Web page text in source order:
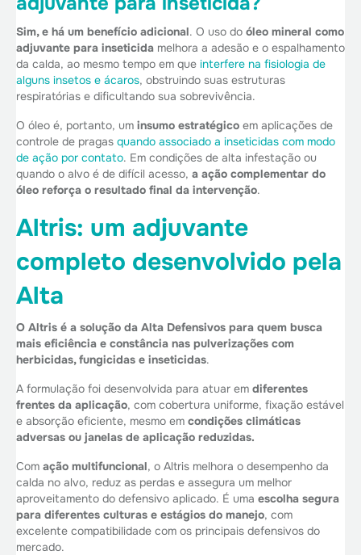
Sim, e há um benefício adicional. O uso do óleo mineral como
adjuvante para inseticida melhora a adesão e o espalhamento
da calda, ao mesmo tempo em que interfere na fisiologia de
alguns insetos e ácaros, obstruindo suas estruturas
respiratórias e dificultando sua sobrevivência.
O óleo é, portanto, um insumo estratégico em aplicações de
controle de pragas quando associado a inseticidas com modo
de ação por contato. Em condições de alta infestação ou
quando o alvo é de difícil acesso, a ação complementar do
óleo reforça o resultado final da intervenção.
Altris: um adjuvante
completo desenvolvido pela
Alta
O Altris é a solução da Alta Defensivos para quem busca
mais eficiência e constância nas pulverizações com
herbicidas, fungicidas e inseticidas.
A formulação foi desenvolvida para atuar em diferentes
frentes da aplicação, com cobertura uniforme, fixação estável
e absorção eficiente, mesmo em condições climáticas
adversas ou janelas de aplicação reduzidas.
Com ação multifuncional, o Altris melhora o desempenho da
calda no alvo, reduz as perdas e assegura um melhor
aproveitamento do defensivo aplicado. É uma escolha segura
para diferentes culturas e estágios do manejo, com
excelente compatibilidade com os principais defensivos do
mercado.